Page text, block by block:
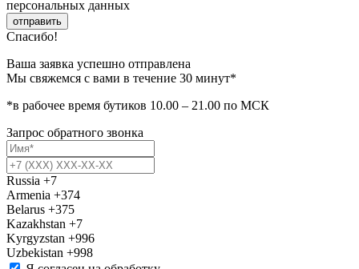
персональных данных
отправить
Спасибо!
Ваша заявка успешно отправлена
Мы свяжемся с вами в течение 30 минут*
*в рабочее время бутиков 10.00 – 21.00 по МСК
Запрос обратного звонка
Russia +7
Armenia +374
Belarus +375
Kazakhstan +7
Kyrgyzstan +996
Uzbekistan +998